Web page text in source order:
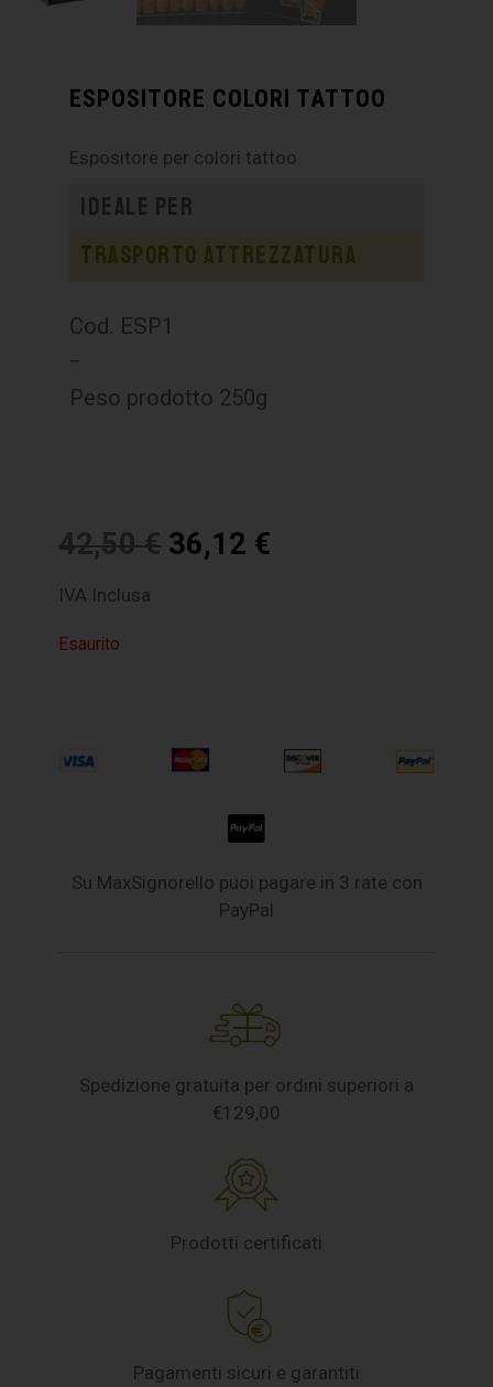
ESPOSITORE COLORI TATTOO
Espositore per colori tattoo.
Ideale per
Trasporto attrezzatura
Cod. ESP1
–
Peso prodotto 250g
42,50€ 36,12 €
IVA Inclusa
Esaurito
Su MaxSignorello puoi pagare in 3 rate con
PayPal
Spedizione gratuita per ordini superiori a
€129,00
Prodotti certificati
Pagamenti sicuri e garantiti